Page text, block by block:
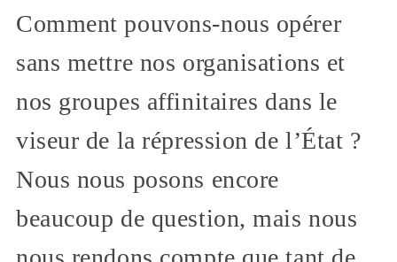
Comment pouvons-nous opérer
sans mettre nos organisations et
nos groupes affinitaires dans le
viseur de la répression de l’État ?
Nous nous posons encore
beaucoup de question, mais nous